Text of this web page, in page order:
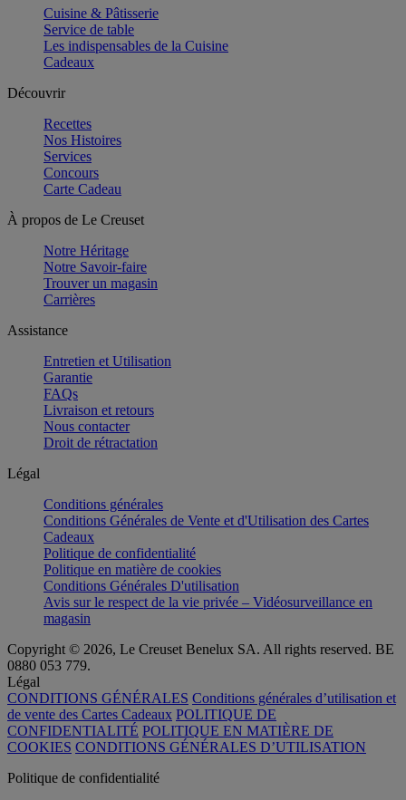
Cuisine & Pâtisserie
Service de table
Les indispensables de la Cuisine
Cadeaux
Découvrir
Recettes
Nos Histoires
Services
Concours
Carte Cadeau
À propos de Le Creuset
Notre Héritage
Notre Savoir-faire
Trouver un magasin
Carrières
Assistance
Entretien et Utilisation
Garantie
FAQs
Livraison et retours
Nous contacter
Droit de rétractation
Légal
Conditions générales
Conditions Générales de Vente et d'Utilisation des Cartes
Cadeaux
Politique de confidentialité
Politique en matière de cookies
Conditions Générales D'utilisation
Avis sur le respect de la vie privée – Vidéosurveillance en
magasin
Copyright © 2026, Le Creuset Benelux SA. All rights reserved. BE
0880 053 779.
Légal
CONDITIONS GÉNÉRALES Conditions générales d’utilisation et
de vente des Cartes Cadeaux POLITIQUE DE
CONFIDENTIALITÉ POLITIQUE EN MATIÈRE DE
COOKIES CONDITIONS GÉNÉRALES D’UTILISATION
Politique de confidentialité